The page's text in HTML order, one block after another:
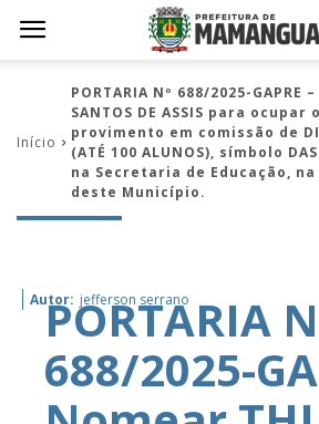
Início
PORTARIA Nº 688/2025-GAPRE
SANTOS DE ASSIS para ocupar
provimento em comissão de
(ATÉ 100 ALUNOS), símbolo
na Secretaria de Educação,
deste Município.
Autor: jefferson serrano
PORTARIA
688/2025-